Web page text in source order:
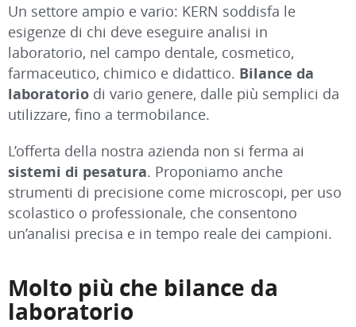
Un settore ampio e vario: KERN soddisfa le
esigenze di chi deve eseguire analisi in
laboratorio, nel campo dentale, cosmetico,
farmaceutico, chimico e didattico. Bilance da
laboratorio di vario genere, dalle più semplici da
utilizzare, fino a termobilance.
L’offerta della nostra azienda non si ferma ai
sistemi di pesatura. Proponiamo anche
strumenti di precisione come microscopi, per uso
scolastico o professionale, che consentono
un’analisi precisa e in tempo reale dei campioni.
Molto più che bilance da
laboratorio